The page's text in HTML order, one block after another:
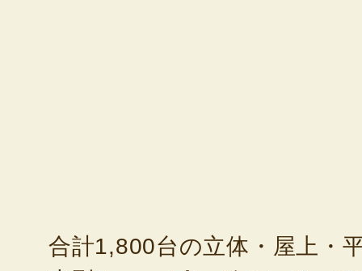
合計1,800台の立体・屋上・